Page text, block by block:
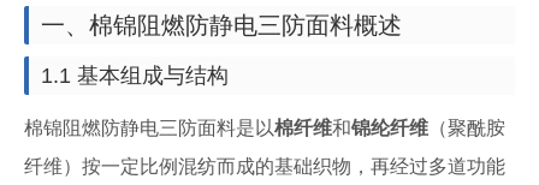
一、棉锦阻燃防静电三防面料概述
1.1 基本组成与结构
棉锦阻燃防静电三防面料是以棉纤维和锦纶纤维 （聚酰胺
纤维）按一定比例混纺而成的基础织物，再经过多道功能